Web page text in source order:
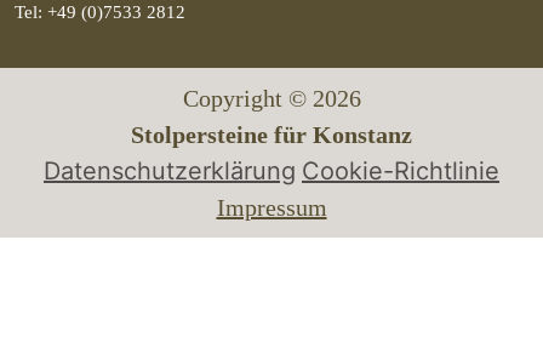
Tel: +49 (0)7533 2812
Copyright © 2026
Stolpersteine für Konstanz
Datenschutzerklärung Cookie-Richtlinie
Impressum